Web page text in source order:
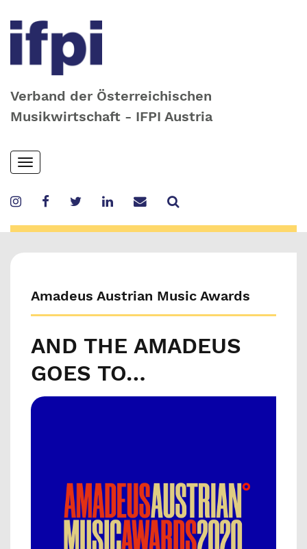
Verband der Österreichischen
Musikwirtschaft - IFPI Austria
Skip
to
content
Toggle
navigation
Amadeus Austrian Music Awards
AND THE AMADEUS
GOES TO…